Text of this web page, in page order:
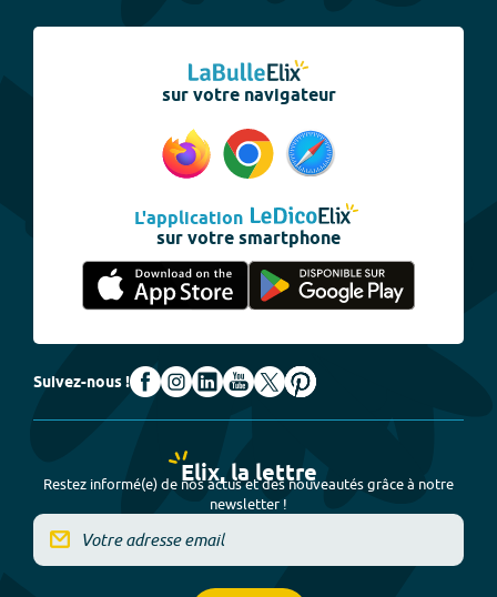
sur votre navigateur
L'application
sur votre smartphone
Suivez-nous !
Elix, la lettre
Restez informé(e) de nos actus et des nouveautés grâce à notre
newsletter !